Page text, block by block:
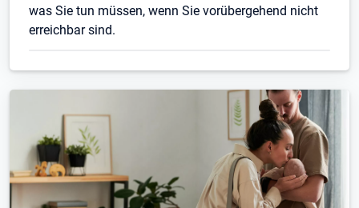
was Sie tun müssen, wenn Sie vorübergehend nicht
erreichbar sind.